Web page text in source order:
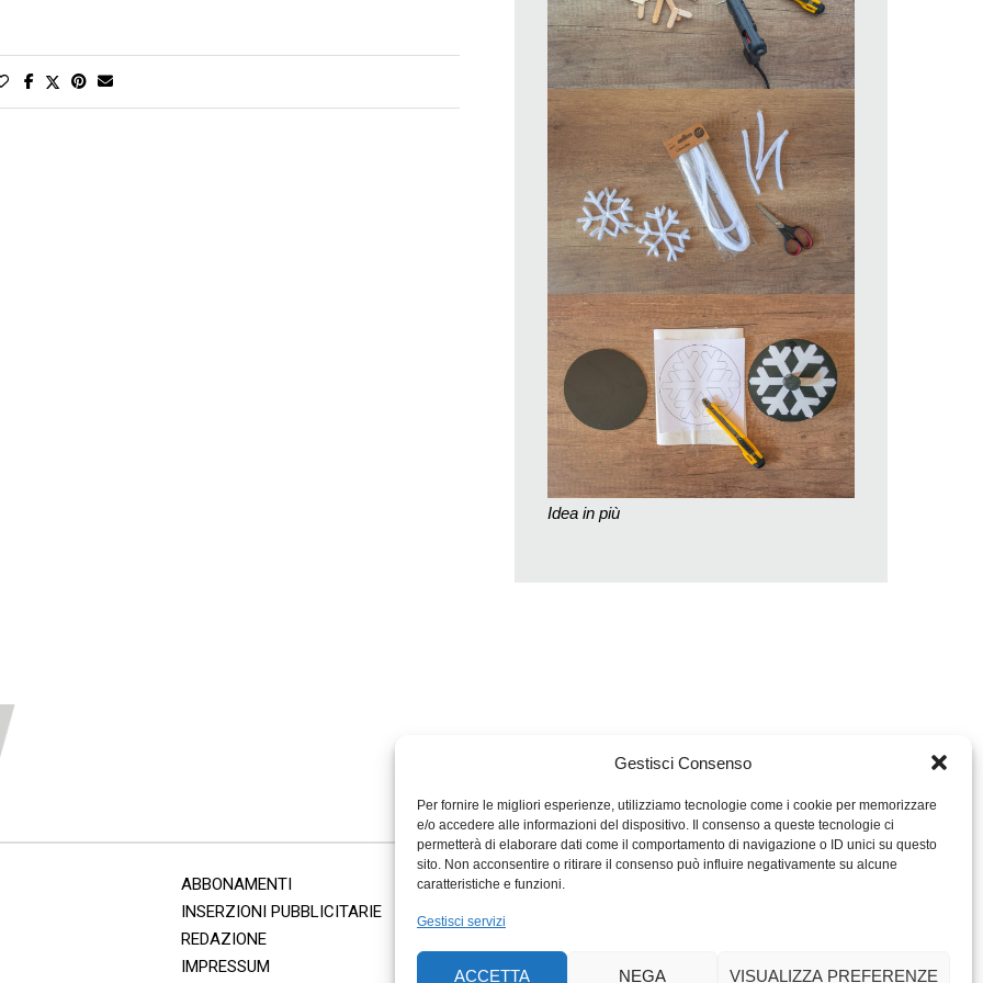
Gestisci Consenso
Per fornire le migliori esperienze, utilizziamo tecnologie come i cookie per memorizzare
e/o accedere alle informazioni del dispositivo. Il consenso a queste tecnologie ci
permetterà di elaborare dati come il comportamento di navigazione o ID unici su questo
sito. Non acconsentire o ritirare il consenso può influire negativamente su alcune
caratteristiche e funzioni.
Gestisci servizi
ACCETTA NEGA VISUALIZZA PREFERENZE
Idea in più
ABBONAMENTI
INSERZIONI PUBBLICITARIE
REDAZIONE
IMPRESSUM
MIGROS TICINO
PERCENTO CULTURALE